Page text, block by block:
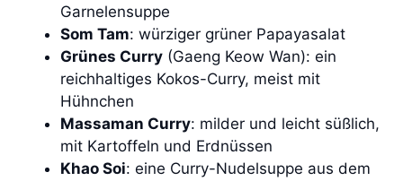
Garnelensuppe
Som Tam: würziger grüner Papayasalat
Grünes Curry (Gaeng Keow Wan): ein
reichhaltiges Kokos-Curry, meist mit
Hühnchen
Massaman Curry: milder und leicht süßlich,
mit Kartoffeln und Erdnüssen
Khao Soi: eine Curry-Nudelsuppe aus dem